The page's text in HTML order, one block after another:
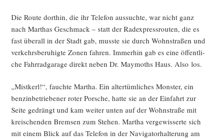
Die Rou­te dort­hin, die ihr Tele­fon aus­such­te, war nicht ganz
nach Mart­has Geschmack – statt der Rad­ex­press­rou­ten, die es
fast über­all in der Stadt gab, muss­te sie durch Wohn­stra­ßen und
ver­kehrs­be­ru­hig­te Zonen fah­ren. Immer­hin gab es eine öffent­li­
che Fahr­rad­ga­ra­ge direkt neben Dr. May­mo­ths Haus. Also los.
„Mist­kerl!“, fauch­te Mar­tha. Ein alter­tüm­li­ches Mons­ter, ein
ben­zin­be­trie­be­ner roter Por­sche, hat­te sie an der Ein­fahrt zur
Sei­te gedrängt und kam wei­ter unten auf der Wohn­stra­ße mit
krei­schen­den Brem­sen zum Ste­hen. Mar­tha ver­ge­wis­ser­te sich
mit einem Blick auf das Tele­fon in der Navi­ga­tor­hal­te­rung am